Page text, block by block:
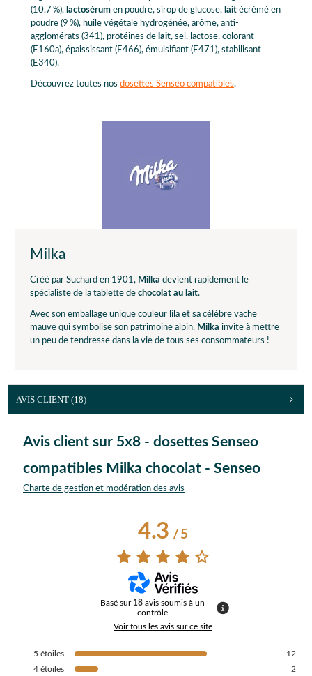
(10.7 %), lactosérum en poudre, sirop de glucose, lait écrémé en
poudre (9 %), huile végétale hydrogénée, arôme, anti-
agglomérats (341), protéines de lait, sel, lactose, colorant
(E160a), épaississant (E466), émulsifiant (E471), stabilisant
(E340).
Découvrez toutes nos dosettes Senseo compatibles.
Milka
Créé par Suchard en 1901, Milka devient rapidement le
spécialiste de la tablette de chocolat au lait.
Avec son emballage unique couleur lila et sa célèbre vache
mauve qui symbolise son patrimoine alpin, Milka invite à mettre
un peu de tendresse dans la vie de tous ses consommateurs !
AVIS CLIENT (18)
Avis client sur 5x8 - dosettes Senseo
compatibles Milka chocolat - Senseo
Charte de gestion et modération des avis
4.3/ 5
Basé sur 18 avis soumis à un
contrôle
Voir tous les avis sur ce site
5 étoiles
12
4 étoiles
2